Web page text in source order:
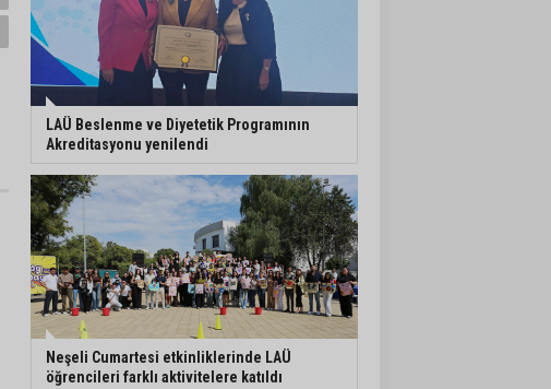
LAÜ Beslenme ve Diyetetik Programının
Akreditasyonu yenilendi
Neşeli Cumartesi etkinliklerinde LAÜ
öğrencileri farklı aktivitelere katıldı